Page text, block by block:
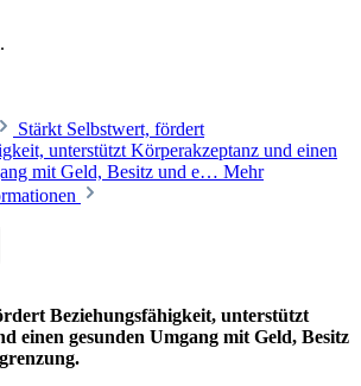
Stärkt Selbstwert, fördert
unterstützt Körperakzeptanz und einen
mit Geld, Besitz und e… Mehr
Beziehungsfähigkeit, unterstützt
einen gesunden Umgang mit Geld, Besitz